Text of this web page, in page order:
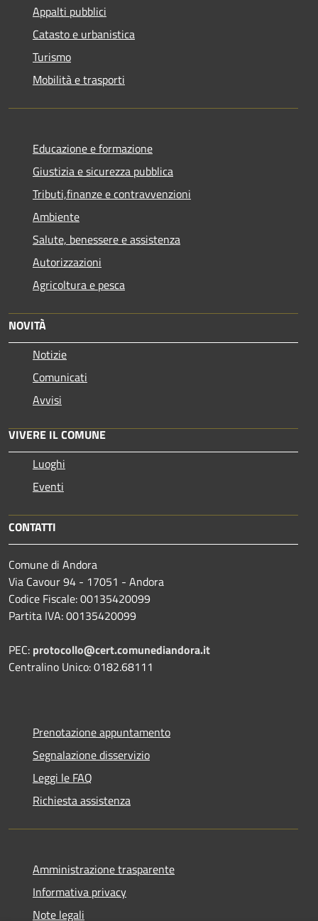
Appalti pubblici
Catasto e urbanistica
Turismo
Mobilità e trasporti
Educazione e formazione
Giustizia e sicurezza pubblica
Tributi,finanze e contravvenzioni
Ambiente
Salute, benessere e assistenza
Autorizzazioni
Agricoltura e pesca
NOVITÀ
Notizie
Comunicati
Avvisi
VIVERE IL COMUNE
Luoghi
Eventi
CONTATTI
Comune di Andora
Via Cavour 94 - 17051 - Andora
Codice Fiscale: 00135420099
Partita IVA: 00135420099
PEC: protocollo@cert.comunediandora.it
Centralino Unico: 0182.68111
Prenotazione appuntamento
Segnalazione disservizio
Leggi le FAQ
Richiesta assistenza
Amministrazione trasparente
Informativa privacy
Note legali